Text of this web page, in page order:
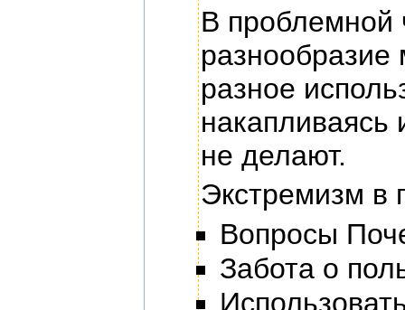
В проблемной
разное
накапливаясь
не делают.
Экстремизм в
Вопросы
Забота о